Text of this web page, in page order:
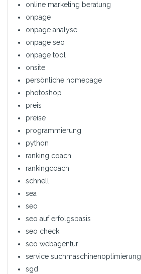
online marketing beratung
onpage
onpage analyse
onpage seo
onpage tool
onsite
persönliche homepage
photoshop
preis
preise
programmierung
python
ranking coach
rankingcoach
schnell
sea
seo
seo auf erfolgsbasis
seo check
seo webagentur
service suchmaschinenoptimierung
sgd